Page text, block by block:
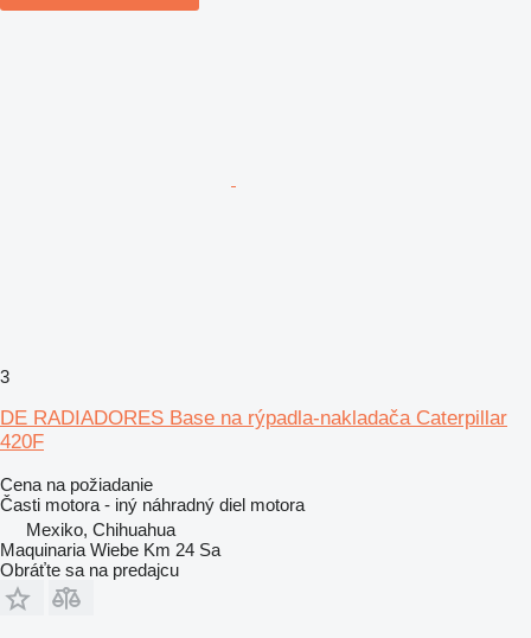
3
DE RADIADORES Base na rýpadla-nakladača Caterpillar
420F
Cena na požiadanie
Časti motora - iný náhradný diel motora
Mexiko, Chihuahua
Maquinaria Wiebe Km 24 Sa
Obráťte sa na predajcu